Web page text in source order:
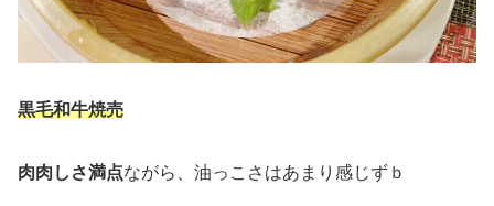
黒毛和牛焼売
肉肉しさ満点ながら、油っこさはあまり感じずｂ